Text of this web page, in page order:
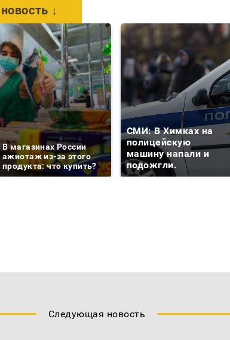
↓
В магазинах России
ажиотаж из-за этого
продукта: что купить?
СМИ: В Химках на
полицейскую
машину напали и
подожгли.
Следующая новость